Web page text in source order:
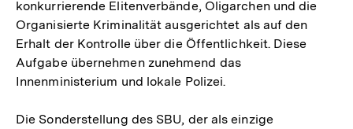
konkurrierende Elitenverbände, Oligarchen und die
Organisierte Kriminalität ausgerichtet als auf den
Erhalt der Kontrolle über die Öffentlichkeit. Diese
Aufgabe übernehmen zunehmend das
Innenministerium und lokale Polizei.
Die Sonderstellung des SBU, der als einzige